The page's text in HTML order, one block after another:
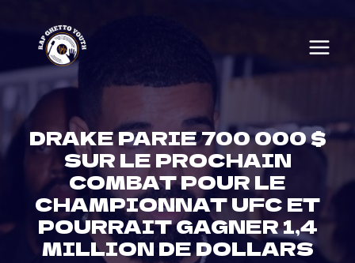
content
DRAKE PARIE 700 000 $
SUR LE PROCHAIN
COMBAT POUR LE
CHAMPIONNAT UFC ET
POURRAIT GAGNER 1,4
MILLION DE DOLLARS